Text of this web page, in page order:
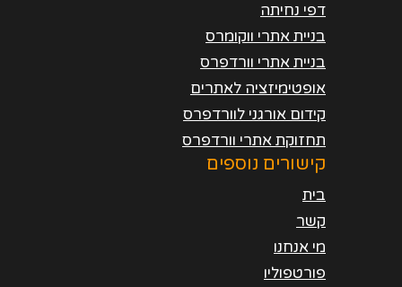
דפי נחיתה
בניית אתרי ווקומרס
בניית אתרי וורדפרס
אופטימיזציה לאתרים
קידום אורגני לוורדפרס
תחזוקת אתרי וורדפרס
קישורים נוספים
בית
קשר
מי אנחנו
פורטפוליו